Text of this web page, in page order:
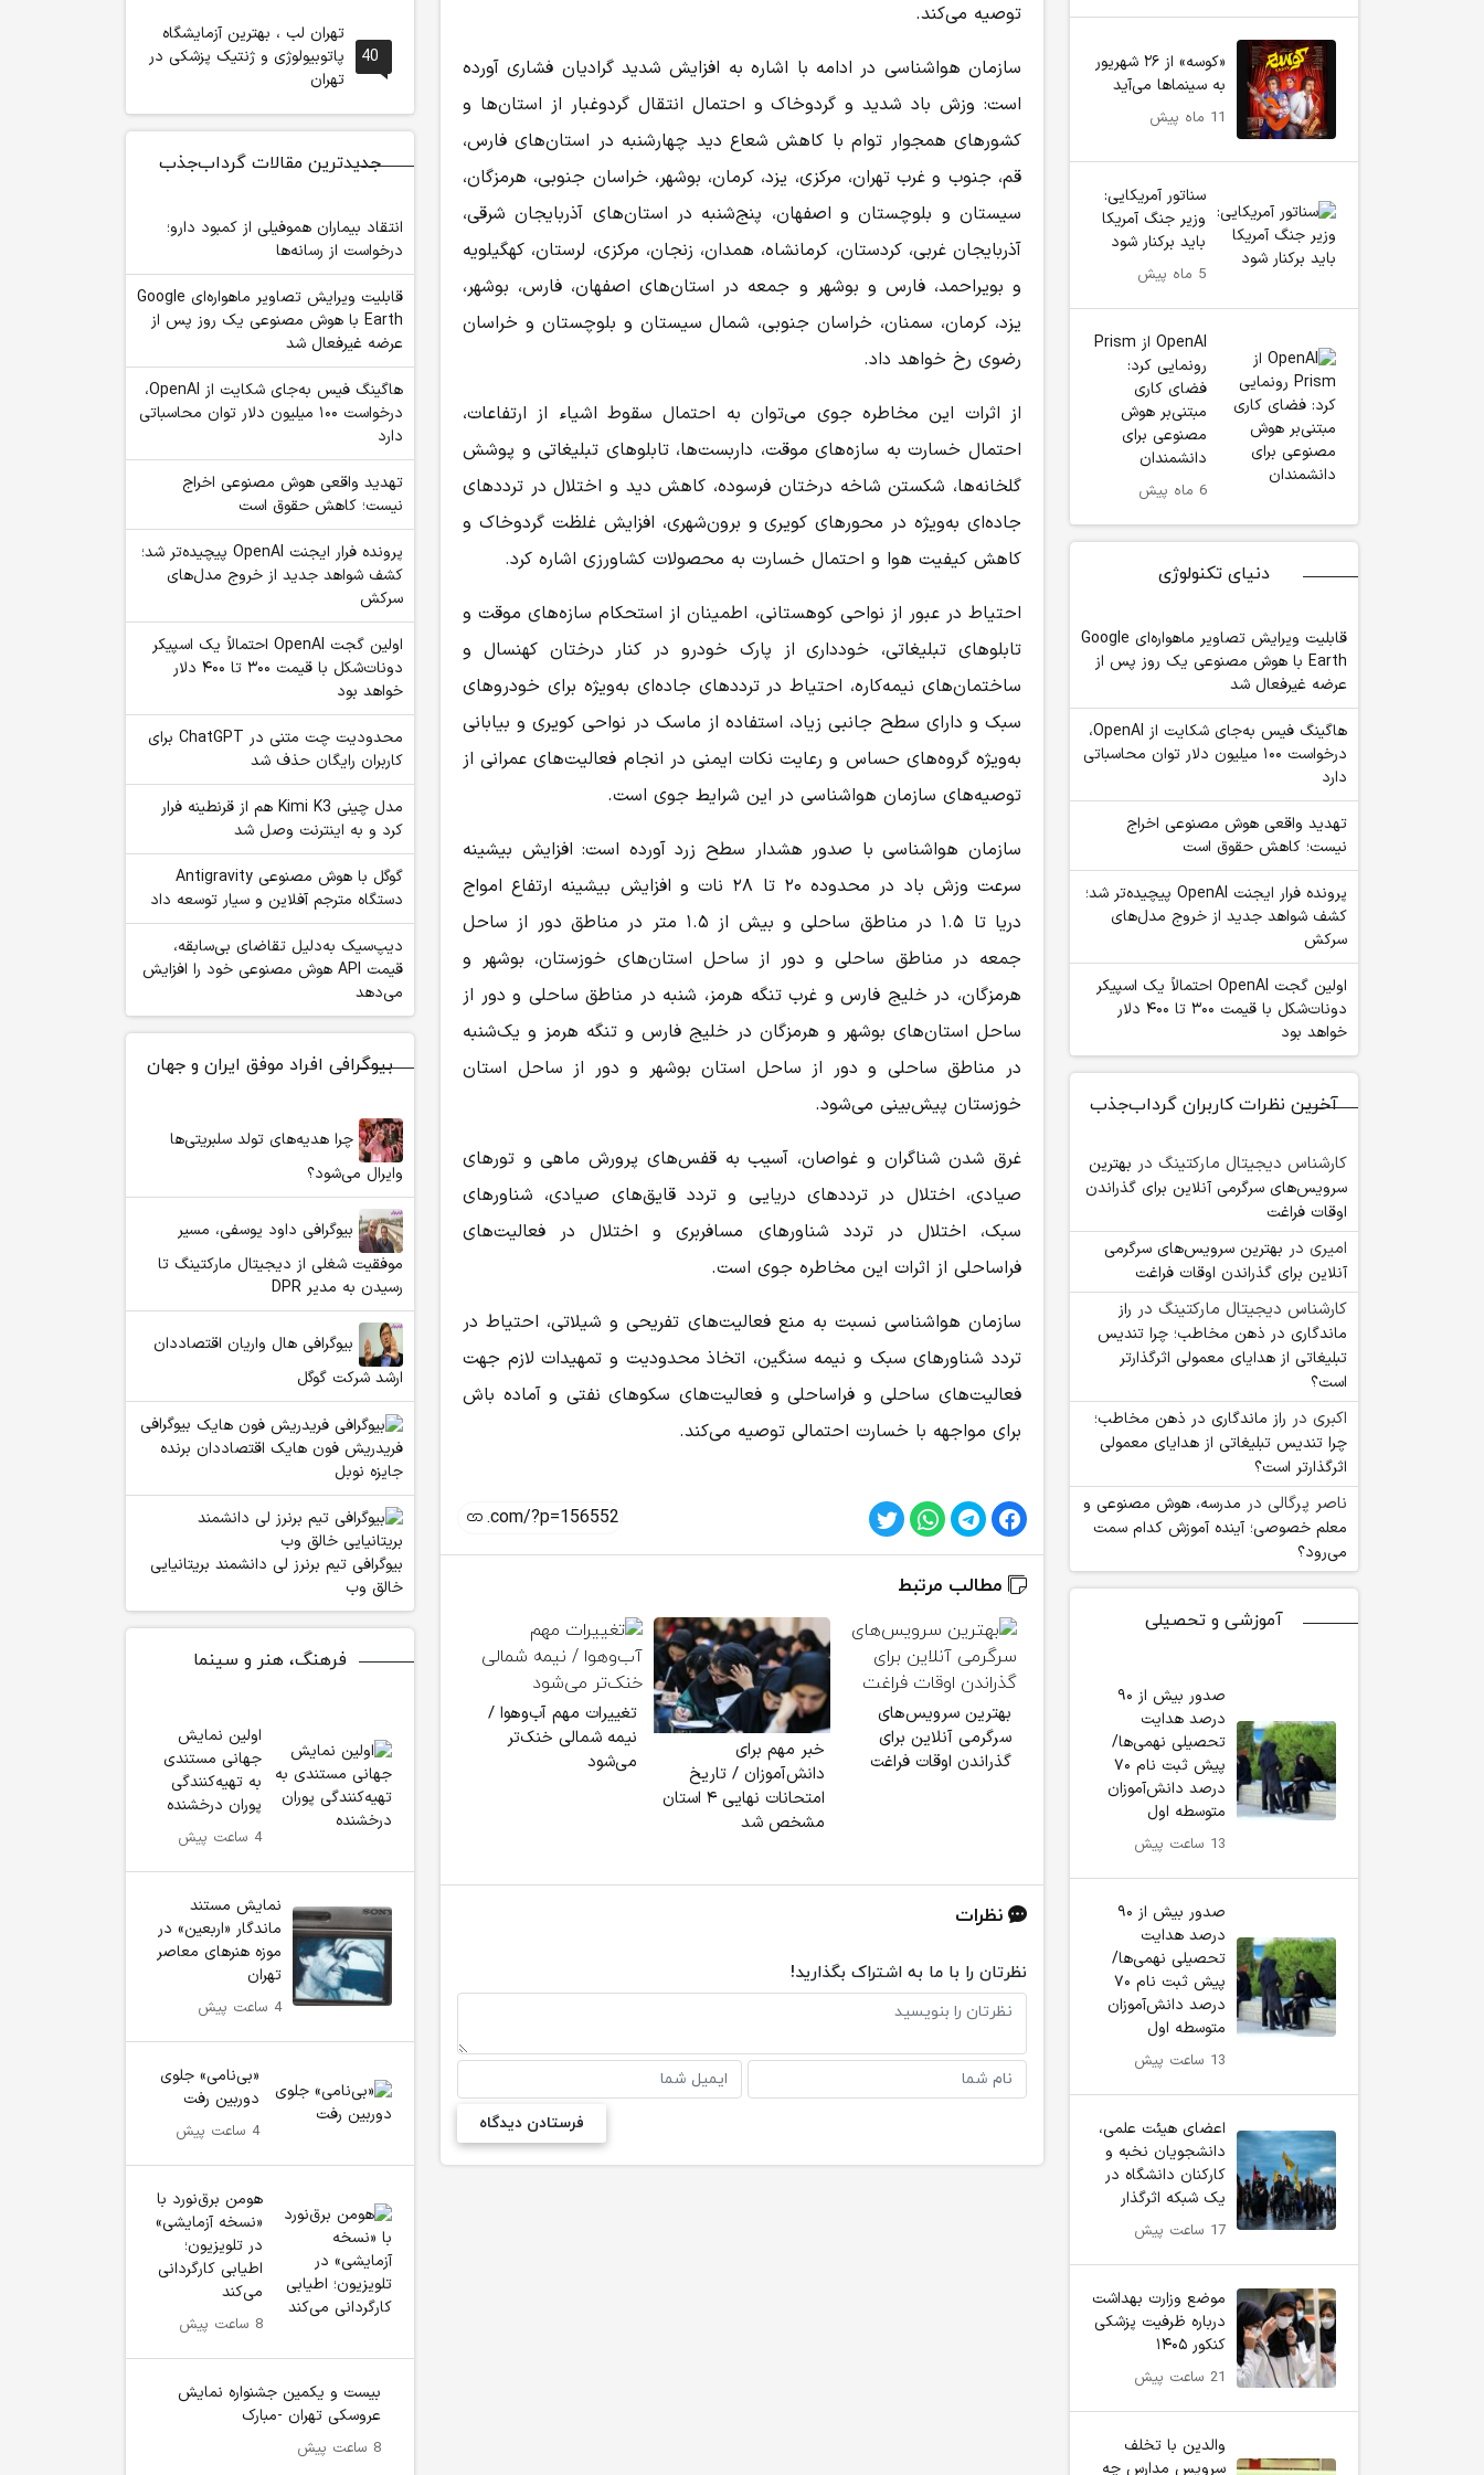
«کوسه» از ۲۶ شهریور
به سینماها می‌آید
11 ماه پیش
سناتور آمریکایی:
وزیر جنگ آمریکا
باید برکنار شود
5 ماه پیش
OpenAI از Prism
رونمایی کرد:
فضای کاری
مبتنی‌بر هوش
مصنوعی برای
دانشمندان
6 ماه پیش
دنیای تکنولوژی
قابلیت ویرایش تصاویر ماهواره‌ای Google
Earth با هوش مصنوعی یک روز پس از
عرضه غیرفعال شد
هاگینگ فیس به‌جای شکایت از OpenAI،
درخواست ۱۰۰ میلیون دلار توان محاسباتی
دارد
تهدید واقعی هوش مصنوعی اخراج
نیست؛ کاهش حقوق است
پرونده فرار ایجنت OpenAI پیچیده‌تر شد؛
کشف شواهد جدید از خروج مدل‌های
سرکش
اولین گجت OpenAI احتمالاً یک اسپیکر
دونات‌شکل با قیمت ۳۰۰ تا ۴۰۰ دلار
خواهد بود
آخرین نظرات کاربران گرداب‌جذب
کارشناس دیجیتال مارکتینگ در بهترین
سرویس‌های سرگرمی آنلاین برای گذراندن
اوقات فراغت
امیری در بهترین سرویس‌های سرگرمی
آنلاین برای گذراندن اوقات فراغت
کارشناس دیجیتال مارکتینگ در راز
ماندگاری در ذهن مخاطب؛ چرا تندیس
تبلیغاتی از هدایای معمولی اثرگذارتر
است؟
اکبری در راز ماندگاری در ذهن مخاطب؛
چرا تندیس تبلیغاتی از هدایای معمولی
اثرگذارتر است؟
ناصر پرگالی در مدرسه، هوش مصنوعی و
معلم خصوصی؛ آینده آموزش کدام سمت
می‌رود؟
آموزشی و تحصیلی
صدور بیش از ۹۰
درصد هدایت
تحصیلی نهمی‌ها/
پیش ثبت نام ۷۰
درصد دانش‌آموزان
متوسطه اول
13 ساعت پیش
صدور بیش از ۹۰
درصد هدایت
تحصیلی نهمی‌ها/
پیش ثبت نام ۷۰
درصد دانش‌آموزان
متوسطه اول
13 ساعت پیش
اعضای هیئت علمی،
دانشجویان نخبه و
کارکنان دانشگاه در
یک شبکه‌ اثرگذار
17 ساعت پیش
موضع وزارت بهداشت
درباره ظرفیت پزشکی
کنکور ۱۴۰۵
21 ساعت پیش
والدین با تخلف
سرویس مدارس چه
توصیه می‌کند.
سازمان هواشناسی در ادامه با اشاره به افزایش شدید گرادیان فشاری آورده
است: وزش باد شدید و گردوخاک و احتمال انتقال گردوغبار از استان‌ها و
کشورهای همجوار توام با کاهش شعاع دید چهارشنبه در استان‌های فارس،
قم، جنوب و غرب تهران، مرکزی، یزد، کرمان، بوشهر، خراسان جنوبی، هرمزگان،
سیستان و بلوچستان و اصفهان، پنج‌شنبه در استان‌های آذربایجان شرقی،
آذربایجان غربی، کردستان، کرمانشاه، همدان، زنجان، مرکزی، لرستان، کهگیلویه
و بویراحمد، فارس و بوشهر و جمعه در استان‌های اصفهان، فارس، بوشهر،
یزد، کرمان، سمنان، خراسان جنوبی، شمال سیستان و بلوچستان و خراسان
رضوی رخ خواهد داد.
از اثرات این مخاطره جوی می‌توان به احتمال سقوط اشیاء از ارتفاعات،
احتمال خسارت به سازه‌های موقت، داربست‌ها، تابلوهای تبلیغاتی و پوشش
گلخانه‌ها، شکستن شاخه درختان فرسوده، کاهش دید و اختلال در ترددهای
جاده‌ای به‌ویژه در محورهای کویری و برون‌شهری، افزایش غلظت گردوخاک و
کاهش کیفیت هوا و احتمال خسارت به محصولات کشاورزی اشاره کرد.
احتیاط در عبور از نواحی کوهستانی، اطمینان از استحکام سازه‌های موقت و
تابلوهای تبلیغاتی، خودداری از پارک خودرو در کنار درختان کهنسال و
ساختمان‌های نیمه‌کاره، احتیاط در ترددهای جاده‌ای به‌ویژه برای خودروهای
سبک و دارای سطح جانبی زیاد، استفاده از ماسک در نواحی کویری و بیابانی
به‌ویژه گروه‌های حساس و رعایت نکات ایمنی در انجام فعالیت‌های عمرانی از
توصیه‌های سازمان هواشناسی در این شرایط جوی است.
سازمان هواشناسی با صدور هشدار سطح زرد آورده است: افزایش بیشینه
سرعت وزش باد در محدوده ۲۰ تا ۲۸ نات و افزایش بیشینه ارتفاع امواج
دریا تا ۱.۵ در مناطق ساحلی و بیش از ۱.۵ متر در مناطق دور از ساحل
جمعه در مناطق ساحلی و دور از ساحل استان‌های خوزستان، بوشهر و
هرمزگان، در خلیج فارس و غرب تنگه هرمز، شنبه در مناطق ساحلی و دور از
ساحل استان‌های بوشهر و هرمزگان در خلیج فارس و تنگه هرمز و یک‌شنبه
در مناطق ساحلی و دور از ساحل استان بوشهر و دور از ساحل استان
خوزستان پیش‌بینی می‌شود.
غرق شدن شناگران و غواصان، آسیب به قفس‌های پرورش ماهی و تورهای
صیادی، اختلال در ترددهای دریایی و تردد قایق‌های صیادی، شناورهای
سبک، اختلال در تردد شناورهای مسافربری و اختلال در فعالیت‌های
فراساحلی از اثرات این مخاطره جوی است.
سازمان هواشناسی نسبت به منع فعالیت‌های تفریحی و شیلاتی، احتیاط در
تردد شناورهای سبک و نیمه سنگین، اتخاذ محدودیت و تمهیدات لازم جهت
فعالیت‌های ساحلی و فراساحلی و فعالیت‌های سکوهای نفتی و آماده باش
برای مواجهه با خسارت احتمالی توصیه می‌کند.
مطالب مرتبط
بهترین سرویس‌های
سرگرمی آنلاین برای
گذراندن اوقات فراغت
خبر مهم برای
دانش‌آموزان / تاریخ
امتحانات نهایی ۴ استان
مشخص شد
تغییرات مهم آب‌وهوا /
نیمه شمالی خنک‌تر
می‌شود
دریافت هزینه اعلام
خاموشی‌ها به کجا
رسید؟ / فتا ورود کرد
مکالمه رایگان ایرانسل
به مناسبت روز زنجان
نظرات
نظرتان را با ما به اشتراک بگذارید!
40
تهران لب ، بهترین آزمایشگاه
پاتوبیولوژی و ژنتیک پزشکی در
تهران
جدیدترین مقالات گرداب‌جذب
انتقاد بیماران هموفیلی از کمبود دارو؛
درخواست از رسانه‌ها
قابلیت ویرایش تصاویر ماهواره‌ای Google
Earth با هوش مصنوعی یک روز پس از
عرضه غیرفعال شد
هاگینگ فیس به‌جای شکایت از OpenAI،
درخواست ۱۰۰ میلیون دلار توان محاسباتی
دارد
تهدید واقعی هوش مصنوعی اخراج
نیست؛ کاهش حقوق است
پرونده فرار ایجنت OpenAI پیچیده‌تر شد؛
کشف شواهد جدید از خروج مدل‌های
سرکش
اولین گجت OpenAI احتمالاً یک اسپیکر
دونات‌شکل با قیمت ۳۰۰ تا ۴۰۰ دلار
خواهد بود
محدودیت چت متنی در ChatGPT برای
کاربران رایگان حذف شد
مدل چینی Kimi K3 هم از قرنطینه فرار
کرد و به اینترنت وصل شد
گوگل با هوش مصنوعی Antigravity
دستگاه مترجم آفلاین و سیار توسعه داد
دیپ‌سیک به‌دلیل تقاضای بی‌سابقه،
قیمت API هوش مصنوعی خود را افزایش
می‌دهد
بیوگرافی افراد موفق ایران و جهان
چرا هدیه‌های تولد سلبریتی‌ها
وایرال می‌شود؟
بیوگرافی داود یوسفی، مسیر
موفقیت شغلی از دیجیتال مارکتینگ تا
رسیدن به مدیر DPR
بیوگرافی هال واریان اقتصاددان
ارشد شرکت گوگل
بیوگرافی
فریدریش فون هایک اقتصاددان برنده
جایزه نوبل
بیوگرافی تیم برنرز لی دانشمند بریتانیایی
خالق وب
فرهنگ، هنر و سینما
اولین نمایش
جهانی مستندی
به تهیه‌کنندگی
پوران درخشنده
4 ساعت پیش
نمایش مستند
ماندگار «اربعین» در
موزه هنرهای معاصر
تهران
4 ساعت پیش
«بی‌نامی» جلوی
دوربین رفت
4 ساعت پیش
هومن برق‌نورد با
«نسخه آزمایشی»
در تلویزیون؛
اطیابی کارگردانی
می‌کند
8 ساعت پیش
بیست و یکمین جشنواره نمایش
عروسکی تهران -مبارک
8 ساعت پیش